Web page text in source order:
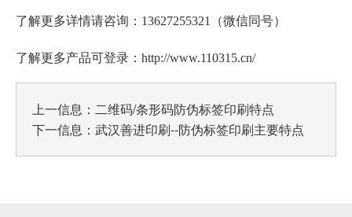
了解更多详情请咨询：13627255321（微信同号）
了解更多产品可登录：http://www.110315.cn/
上一信息： 二维码/条形码防伪标签印刷特点
下一信息： 武汉善进印刷--防伪标签印刷主要特点​